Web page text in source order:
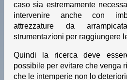
caso sia estremamente
intervenire anche con
attrezzature da
strumentazioni per raggiungere
Quindi la ricerca deve
possibile per evitare che venga
che le intemperie non lo